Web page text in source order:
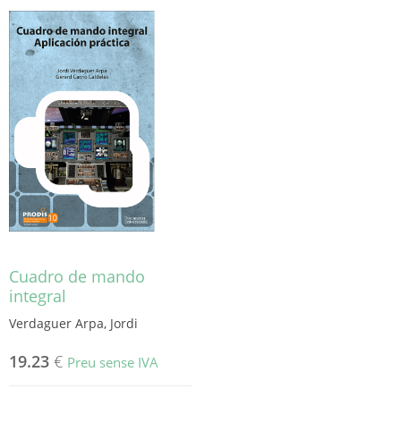
Cuadro de mando
integral
Verdaguer Arpa, Jordi
19.23 € Preu sense IVA